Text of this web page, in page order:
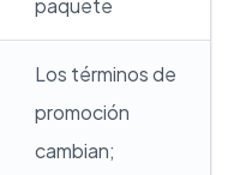
paquete
Los términos de
promoción
cambian;